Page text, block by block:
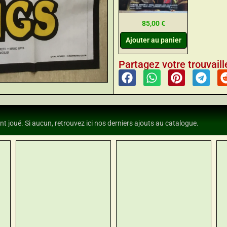
85,00€
Ajouter au panier
Partagez votre
joué. Si aucun, retrouvez ici nos derniers ajouts au catalogue.